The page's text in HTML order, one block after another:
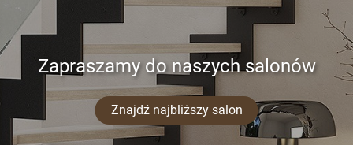
Zapraszamy do naszych salonów
Znajdź najbliższy salon